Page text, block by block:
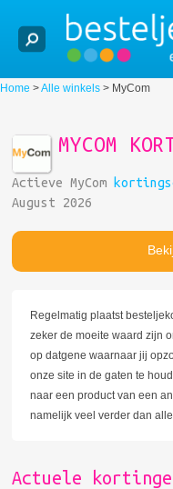
Home >Alle winkels > MyCom
MYCOM
Actieve MyCom
August 2026
Regelmatig plaatst
zeker de moeite waard zijn
op datgene waarnaar jij
onze site in de gaten te
naar een product van een
namelijk veel verder dan
Actuele